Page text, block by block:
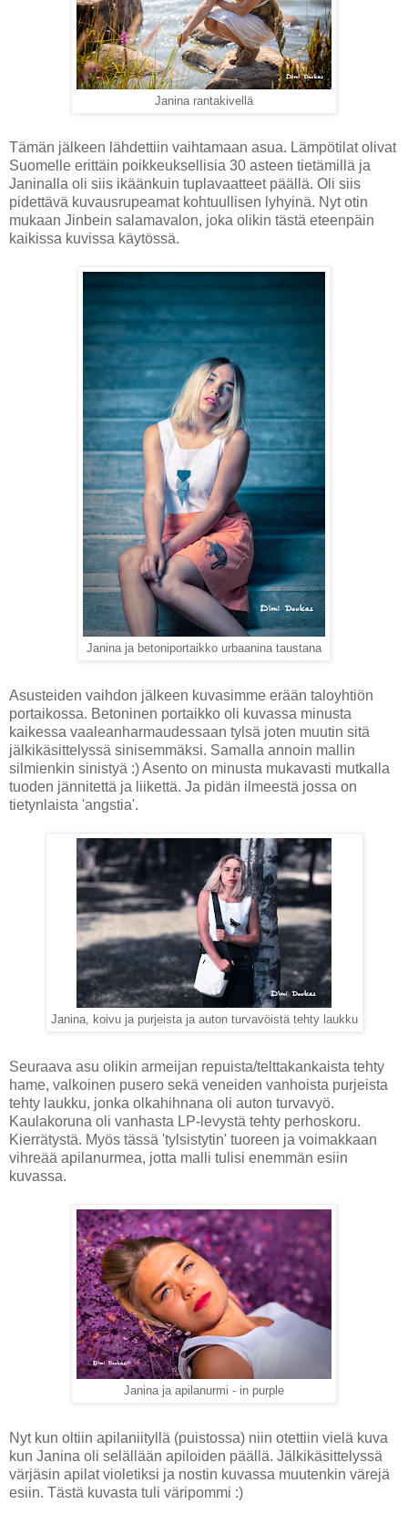
Janina rantakivellä
Tämän jälkeen lähdettiin vaihtamaan asua. Lämpötilat olivat
Suomelle erittäin poikkeuksellisia 30 asteen tietämillä ja
Janinalla oli siis ikäänkuin tuplavaatteet päällä. Oli siis
pidettävä kuvausrupeamat kohtuullisen lyhyinä. Nyt otin
mukaan Jinbein salamavalon, joka olikin tästä eteenpäin
kaikissa kuvissa käytössä.
Janina ja betoniportaikko urbaanina taustana
Asusteiden vaihdon jälkeen kuvasimme erään taloyhtiön
portaikossa. Betoninen portaikko oli kuvassa minusta
kaikessa vaaleanharmaudessaan tylsä joten muutin sitä
jälkikäsittelyssä sinisemmäksi. Samalla annoin mallin
silmienkin sinistyä :) Asento on minusta mukavasti mutkalla
tuoden jännitettä ja liikettä. Ja pidän ilmeestä jossa on
tietynlaista 'angstia'.
Janina, koivu ja purjeista ja auton turvavöistä tehty laukku
Seuraava asu olikin armeijan repuista/telttakankaista tehty
hame, valkoinen pusero sekä veneiden vanhoista purjeista
tehty laukku, jonka olkahihnana oli auton turvavyö.
Kaulakoruna oli vanhasta LP-levystä tehty perhoskoru.
Kierrätystä. Myös tässä 'tylsistytin' tuoreen ja voimakkaan
vihreää apilanurmea, jotta malli tulisi enemmän esiin
kuvassa.
Janina ja apilanurmi - in purple
Nyt kun oltiin apilaniityllä (puistossa) niin otettiin vielä kuva
kun Janina oli selällään apiloiden päällä. Jälkikäsittelyssä
värjäsin apilat violetiksi ja nostin kuvassa muutenkin värejä
esiin. Tästä kuvasta tuli väripommi :)